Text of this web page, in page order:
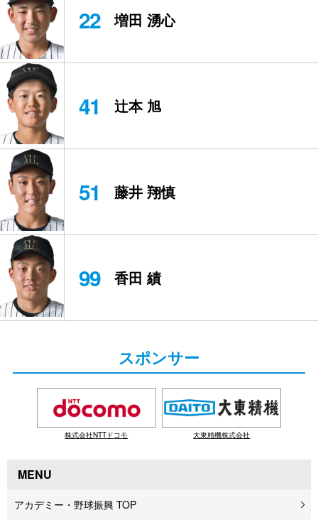
22 増田 湧心
41 辻本 旭
51 藤井 翔慎
99 香田 績
スポンサー
株式会社NTTドコモ 大東精機株式会社
MENU
アカデミー・野球振興 TOP